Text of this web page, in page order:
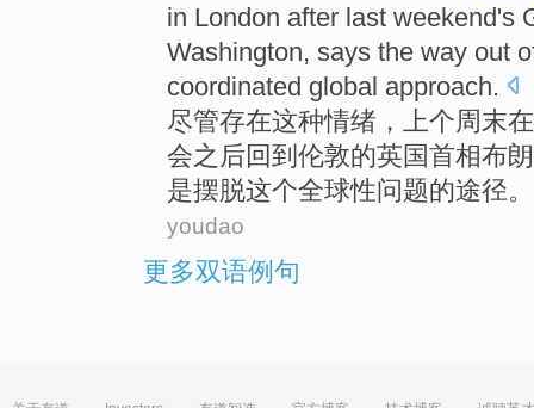
in London after last weekend's
Washington, says the way out
coordinated global approach.
尽管存在这种情绪 ， 上个周末在
会之后回到 伦敦的英国首相布朗
是摆脱这个全球性问题的途径。
youdao
更多双语例句